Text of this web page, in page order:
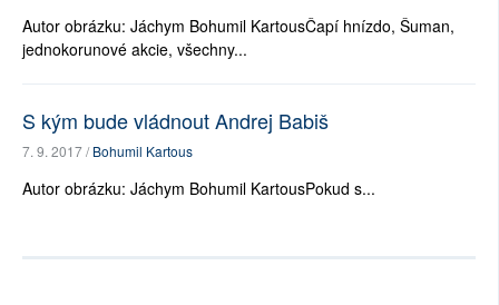
Autor obrázku: Jáchym Bohumil KartousČapí hnízdo, Šuman,
jednokorunové akcie, všechny...
S kým bude vládnout Andrej Babiš
7. 9. 2017 /Bohumil Kartous
Autor obrázku: Jáchym Bohumil KartousPokud s...